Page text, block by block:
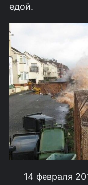
едой.
14 февраля